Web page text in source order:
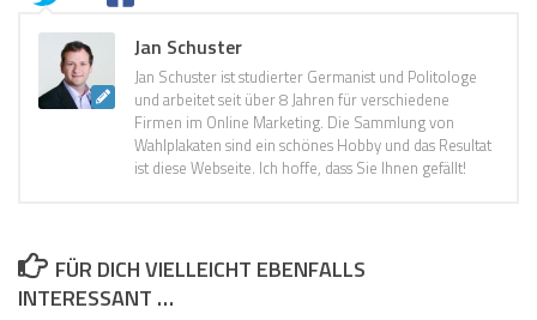
Jan Schuster
Jan Schuster ist studierter Germanist und Politologe
und arbeitet seit über 8 Jahren für verschiedene
Firmen im Online Marketing. Die Sammlung von
Wahlplakaten sind ein schönes Hobby und das Resultat
ist diese Webseite. Ich hoffe, dass Sie Ihnen gefällt!
FÜR DICH VIELLEICHT EBENFALLS
INTERESSANT …